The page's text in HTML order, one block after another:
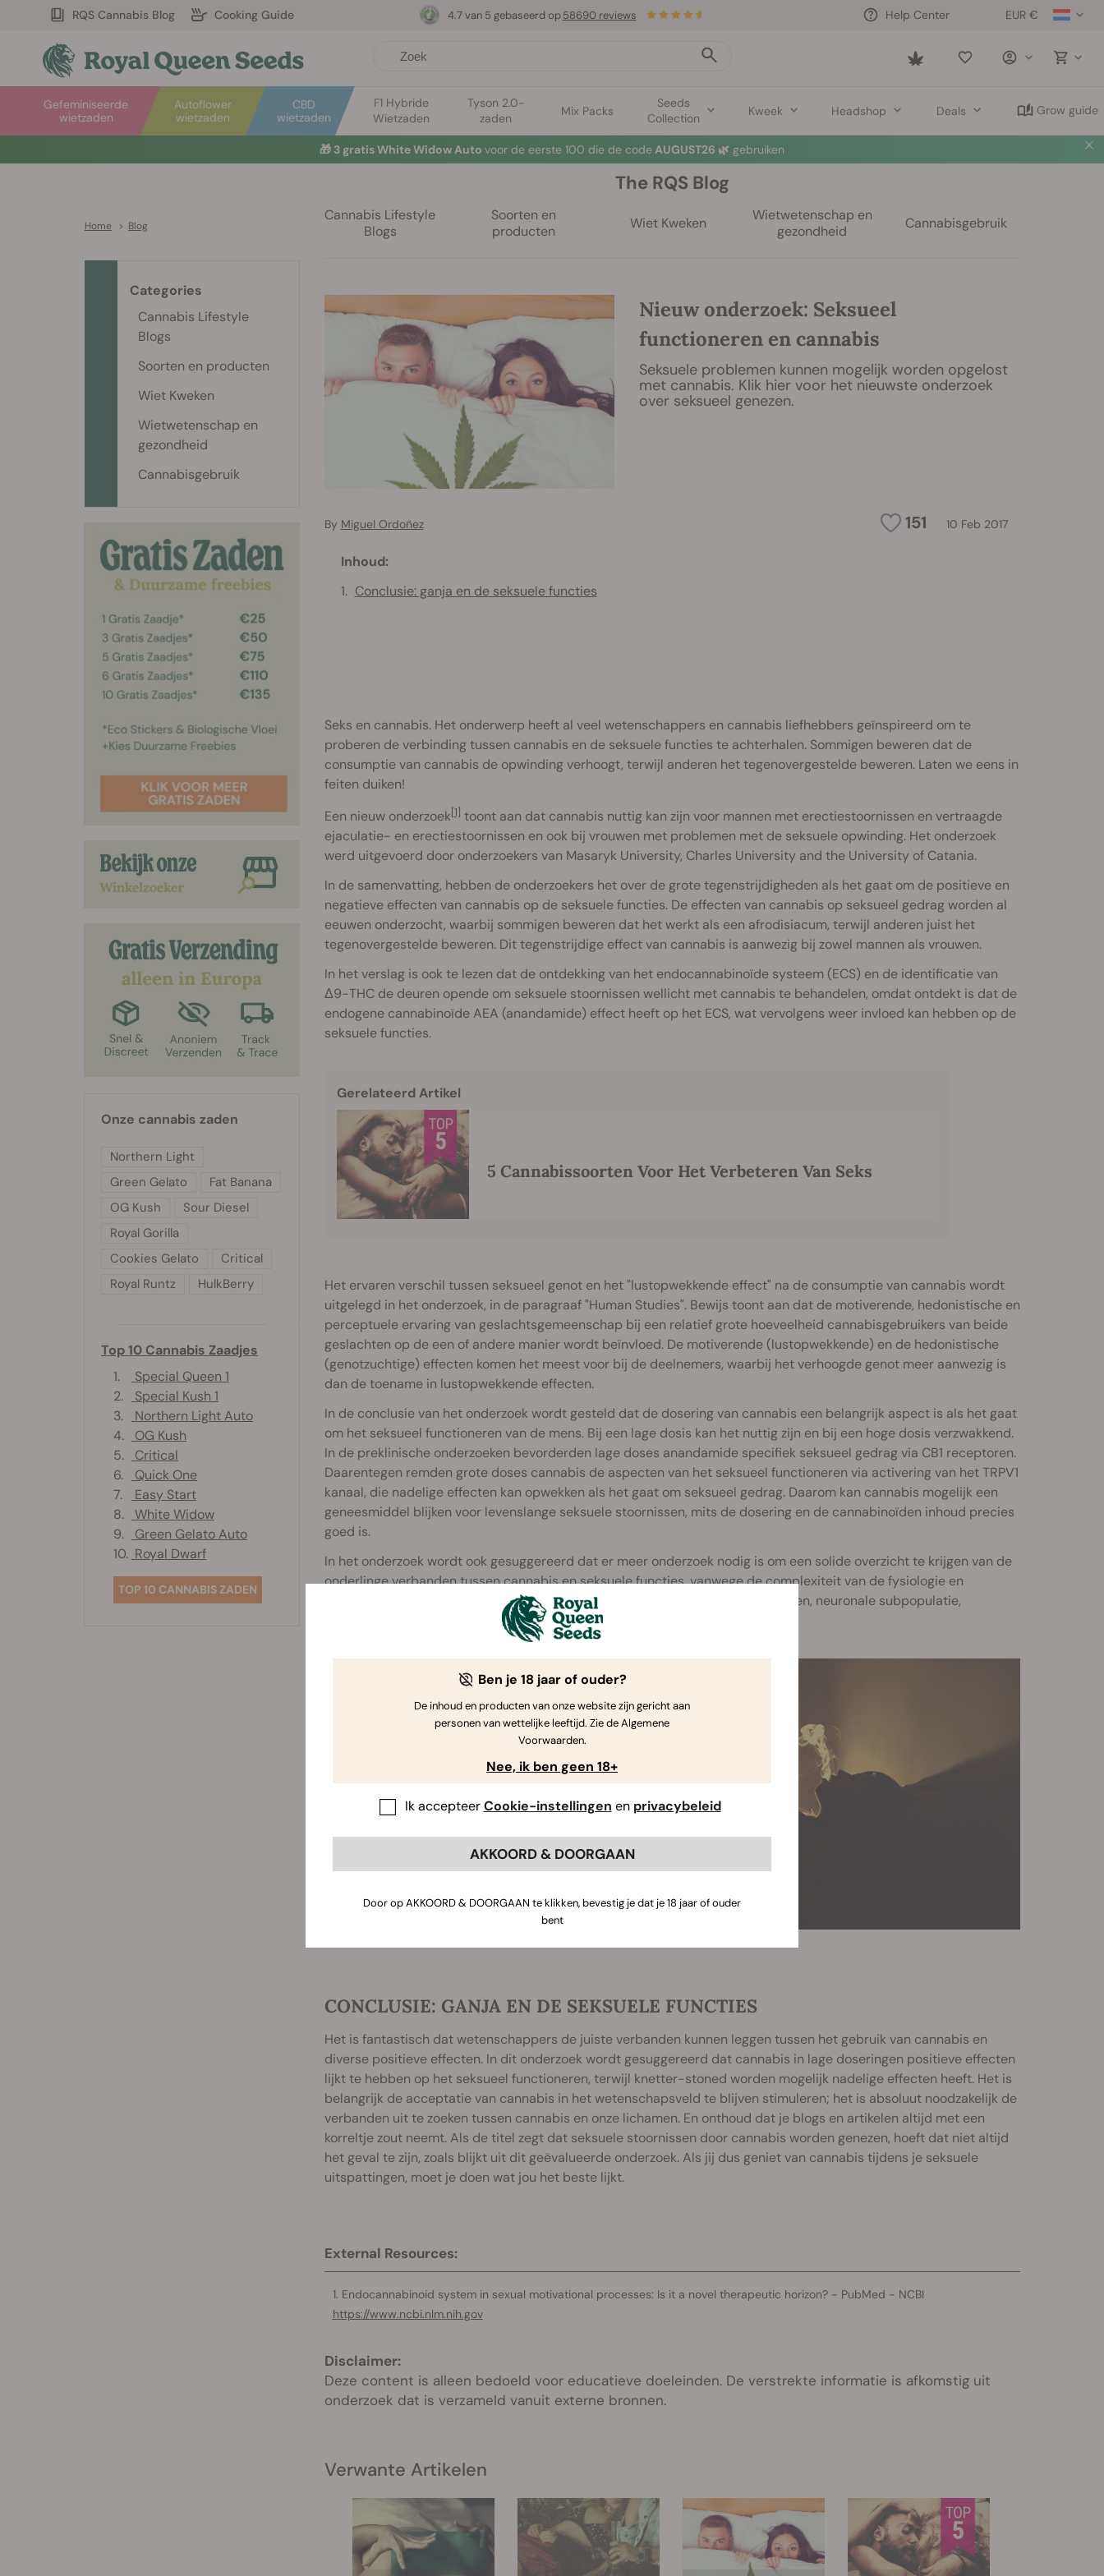
RQS Cannabis Blog Cooking Guide EUR €
Help Center
Saved
Autoflower
wietzaden
Gefeminiseerde
wietzaden
CBD
wietzaden
F1 Hybride
Wietzaden
Tyson 2.0-
zaden
Mix Packs
Seeds
Collection
Kweek Headshop Deals Grow guide
4.7 van 5 gebaseerd op 58690 reviews
🎁 3 gratis White Widow Auto voor de eerste 100 die de code AUGUST26 🌿 gebruiken
Home > Blog
The RQS Blog
Cannabis Lifestyle
Blogs
Soorten en
producten
Wiet Kweken
Wietwetenschap en
gezondheid
Cannabisgebruik
Nieuw onderzoek: Seksueel
functioneren en cannabis
Seksuele problemen kunnen mogelijk worden opgelost
met cannabis. Klik hier voor het nieuwste onderzoek
over seksueel genezen.
151 10 Feb 2017
By Miguel Ordoñez
Inhoud:
Conclusie: ganja en de seksuele functies
Seks en cannabis. Het onderwerp heeft al veel wetenschappers en cannabis liefhebbers geïnspireerd om te
proberen de verbinding tussen cannabis en de seksuele functies te achterhalen. Sommigen beweren dat de
consumptie van cannabis de opwinding verhoogt, terwijl anderen het tegenovergestelde beweren. Laten we eens in
feiten duiken!
Een nieuw onderzoek[1] toont aan dat cannabis nuttig kan zijn voor mannen met erectiestoornissen en vertraagde
ejaculatie- en erectiestoornissen en ook bij vrouwen met problemen met de seksuele opwinding. Het onderzoek
werd uitgevoerd door onderzoekers van Masaryk University, Charles University and the University of Catania.
In de samenvatting, hebben de onderzoekers het over de grote tegenstrijdigheden als het gaat om de positieve en
negatieve effecten van cannabis op de seksuele functies. De effecten van cannabis op seksueel gedrag worden al
eeuwen onderzocht, waarbij sommigen beweren dat het werkt als een afrodisiacum, terwijl anderen juist het
tegenovergestelde beweren. Dit tegenstrijdige effect van cannabis is aanwezig bij zowel mannen als vrouwen.
In het verslag is ook te lezen dat de ontdekking van het endocannabinoïde systeem (ECS) en de identificatie van
Δ9-THC de deuren opende om seksuele stoornissen wellicht met cannabis te behandelen, omdat ontdekt is dat de
endogene cannabinoïde AEA (anandamide) effect heeft op het ECS, wat vervolgens weer invloed kan hebben op de
seksuele functies.
Gerelateerd Artikel
5 Cannabissoorten Voor Het Verbeteren Van Seks
Het ervaren verschil tussen seksueel genot en het "lustopwekkende effect" na de consumptie van cannabis wordt
uitgelegd in het onderzoek, in de paragraaf "Human Studies". Bewijs toont aan dat de motiverende, hedonistische en
perceptuele ervaring van geslachtsgemeenschap bij een relatief grote hoeveelheid cannabisgebruikers van beide
geslachten op de een of andere manier wordt beïnvloed. De motiverende (lustopwekkende) en de hedonistische
(genotzuchtige) effecten komen het meest voor bij de deelnemers, waarbij het verhoogde genot meer aanwezig is
dan de toename in lustopwekkende effecten.
In de conclusie van het onderzoek wordt gesteld dat de dosering van cannabis een belangrijk aspect is als het gaat
om het seksueel functioneren van de mens. Bij een lage dosis kan het nuttig zijn en bij een hoge dosis verzwakkend.
In de preklinische onderzoeken bevorderden lage doses anandamide specifiek seksueel gedrag via CB1 receptoren.
Daarentegen remden grote doses cannabis de aspecten van het seksueel functioneren via activering van het TRPV1
kanaal, die nadelige effecten kan opwekken als het gaat om seksueel gedrag. Daarom kan cannabis mogelijk een
geneesmiddel blijken voor levenslange seksuele stoornissen, mits de dosering en de cannabinoïden inhoud precies
goed is.
In het onderzoek wordt ook gesuggereerd dat er meer onderzoek nodig is om een solide overzicht te krijgen van de
onderlinge verbanden tussen cannabis en seksuele functies, vanwege de complexiteit van de fysiologie en
pathologie van seksueel gedrag. Meer verbanden tussen cannabis en receptoren, neuronale subpopulatie,
hersengebieden, hormonale regimes, etc, moeten worden ontdekt.
CONCLUSIE: GANJA EN DE SEKSUELE FUNCTIES
Het is fantastisch dat wetenschappers de juiste verbanden kunnen leggen tussen het gebruik van cannabis en
diverse positieve effecten. In dit onderzoek wordt gesuggereerd dat cannabis in lage doseringen positieve effecten
lijkt te hebben op het seksueel functioneren, terwijl knetter-stoned worden mogelijk nadelige effecten heeft. Het is
belangrijk de acceptatie van cannabis in het wetenschapsveld te blijven stimuleren; het is absoluut noodzakelijk de
verbanden uit te zoeken tussen cannabis en onze lichamen. En onthoud dat je blogs en artikelen altijd met een
korreltje zout neemt. Als de titel zegt dat seksuele stoornissen door cannabis worden genezen, hoeft dat niet altijd
het geval te zijn, zoals blijkt uit dit geëvalueerde onderzoek. Als jij dus geniet van cannabis tijdens je seksuele
uitspattingen, moet je doen wat jou het beste lijkt.
External Resources:
Endocannabinoid system in sexual motivational processes: Is it a novel therapeutic horizon? - PubMed - NCBI
https://www.ncbi.nlm.nih.gov
Disclaimer:
Deze content is alleen bedoeld voor educatieve doeleinden. De verstrekte informatie is afkomstig uit
onderzoek dat is verzameld vanuit externe bronnen.
Verwante Artikelen
Categories
Cannabis Lifestyle
Blogs
Soorten en producten
Wiet Kweken
Wietwetenschap en
gezondheid
Cannabisgebruik
Onze cannabis zaden
Northern Light
Green Gelato
Fat Banana
OG Kush
Sour Diesel
Royal Gorilla
Cookies Gelato
Critical
Royal Runtz
HulkBerry
Top 10 Cannabis Zaadjes
1.
Special Queen 1
2.
Special Kush 1
3.
Northern Light Auto
4.
OG Kush
5.
Critical
6.
Quick One
7.
Easy Start
8.
White Widow
9.
Green Gelato Auto
10. Royal Dwarf
TOP 10 CANNABIS ZADEN
Ben je 18 jaar of ouder?
De inhoud en producten van onze website zijn gericht aan
personen van wettelijke leeftijd. Zie de Algemene
Voorwaarden.
Nee, ik ben geen 18+
Ik accepteerCookie-instellingen en privacybeleid
AKKOORD & DOORGAAN
Door op AKKOORD & DOORGAAN te klikken, bevestig je dat je 18 jaar of ouder
bent